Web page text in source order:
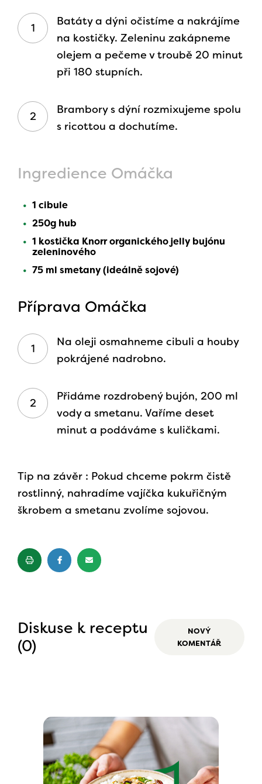
Batáty a dýni očistíme a nakrájíme
na kostičky. Zeleninu zakápneme
olejem a pečeme v troubě 20 minut
při 180 stupních.
Brambory s dýní rozmixujeme spolu
s ricottou a dochutíme.
Ingredience Omáčka
1 cibule
250g hub
1 kostička Knorr organického jelly bujónu
zeleninového
75 ml smetany (ideálně sojové)
Příprava Omáčka
Na oleji osmahneme cibuli a houby
pokrájené nadrobno.
Přidáme rozdrobený bujón, 200 ml
vody a smetanu. Vaříme deset
minut a podáváme s kuličkami.
Tip na závěr : Pokud chceme pokrm čistě
rostlinný, nahradíme vajíčka kukuřičným
škrobem a smetanu zvolíme sojovou.
Diskuse k receptu
(0)
NOVÝ
KOMENTÁŘ